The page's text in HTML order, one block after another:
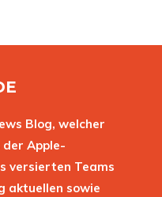
Blog, welcher
Apple-
versierten Teams
aktuellen sowie